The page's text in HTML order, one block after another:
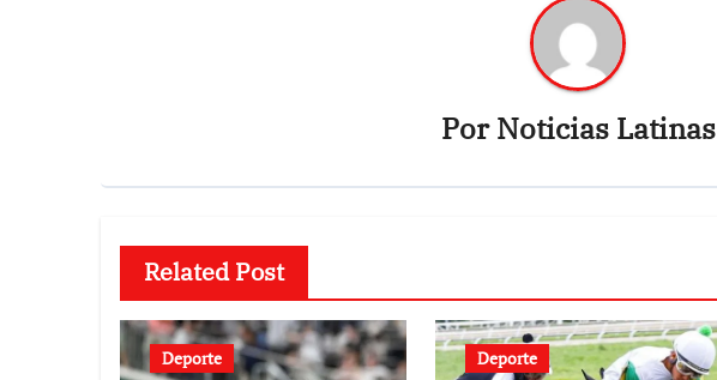
PorNoticias Latinas
Related Post
Deporte Deporte